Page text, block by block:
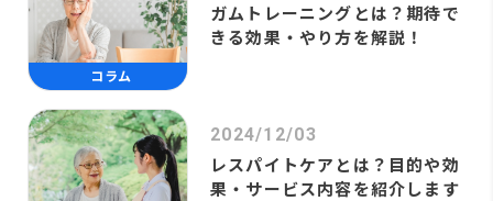
コラム
ガムトレーニングとは？期待で
きる効果・やり方を解説！
2024/12/03
レスパイトケアとは？目的や効
果・サービス内容を紹介します